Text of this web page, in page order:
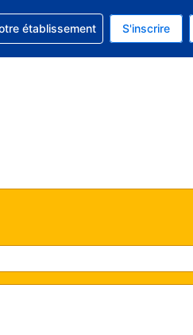
actuelle est celle-ci :
Votre langue actuelle est
l'aide concernant votre
établissement S'inscrire